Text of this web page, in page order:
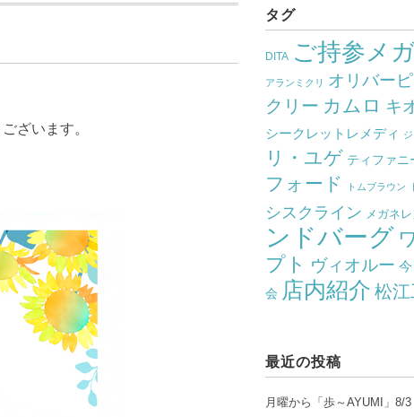
ざいます。
タグ
DITA ご持参メ
アランミクリ オリバー
クリー カムロ キ
シークレットレメディ
リ・ユゲ ティファニ
フォード
トムブラウン
シスクライン メガネ
ンドバーグ
プト ヴィオルー
会 店内紹介 松
最近の投稿
月曜から「歩～AYUMI」8/3